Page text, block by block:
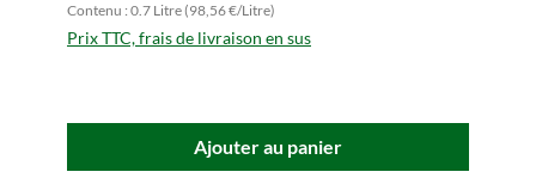
Contenu : 0.7 Litre (98,56 €/Litre)
Prix TTC, frais de livraison en sus
Ajouter au panier